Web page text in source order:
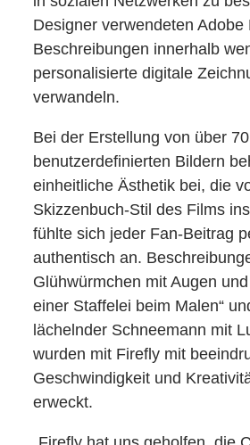
Designer verwendeten Adobe
Beschreibungen innerhalb
personalisierte digitale
verwandeln.
Bei der Erstellung von über 70
benutzerdefinierten Bildern
einheitliche Ästhetik bei, die
Skizzenbuch-Stil des Films
fühlte sich jeder Fan-Beitrag
authentisch an.
Glühwürmchen mit Augen
einer Staffelei beim Malen“
lächelnder Schneemann mit
wurden mit Firefly mit
Geschwindigkeit und
erweckt.